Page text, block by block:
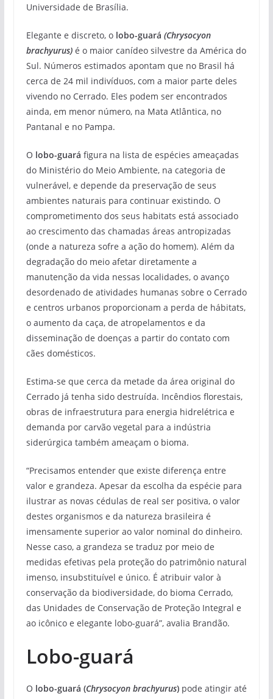
Universidade de Brasília.
Elegante e discreto, olobo-guará (Chrysocyon
brachyurus) é o maior canídeo silvestre da América do
Sul. Números estimados apontam que no Brasil há
cerca de 24 mil indivíduos, com a maior parte deles
vivendo no Cerrado. Eles podem ser encontrados
ainda, em menor número, na Mata Atlântica, no
Pantanal e no Pampa.
O lobo-guará figura na lista de espécies ameaçadas
do Ministério do Meio Ambiente, na categoria de
vulnerável, e depende da preservação de seus
ambientes naturais para continuar existindo. O
comprometimento dos seus habitats está associado
ao crescimento das chamadas áreas antropizadas
(onde a natureza sofre a ação do homem). Além da
degradação do meio afetar diretamente a
manutenção da vida nessas localidades, o avanço
desordenado de atividades humanas sobre o Cerrado
e centros urbanos proporcionam a perda de hábitats,
o aumento da caça, de atropelamentos e da
disseminação de doenças a partir do contato com
cães domésticos.
Estima-se que cerca da metade da área original do
Cerrado já tenha sido destruída. Incêndios florestais,
obras de infraestrutura para energia hidrelétrica e
demanda por carvão vegetal para a indústria
siderúrgica também ameaçam o bioma.
“Precisamos entender que existe diferença entre
valor e grandeza. Apesar da escolha da espécie para
ilustrar as novas cédulas de real ser positiva, o valor
destes organismos e da natureza brasileira é
imensamente superior ao valor nominal do dinheiro.
Nesse caso, a grandeza se traduz por meio de
medidas efetivas pela proteção do patrimônio natural
imenso, insubstituível e único. É atribuir valor à
conservação da biodiversidade, do bioma Cerrado,
das Unidades de Conservação de Proteção Integral e
ao icônico e elegante lobo-guará”, avalia Brandão.
Lobo-guará
O lobo-guará (Chrysocyon brachyurus) pode atingir até